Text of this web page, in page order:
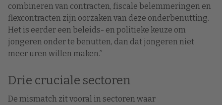
combineren van contracten, fiscale belemmeringen en
flexcontracten zijn oorzaken van deze onderbenutting.
Het is eerder een beleids- en politieke keuze om
jongeren onder te benutten, dan dat jongeren niet
meer uren willen maken.”
Drie cruciale sectoren
De mismatch zit vooral in sectoren waar